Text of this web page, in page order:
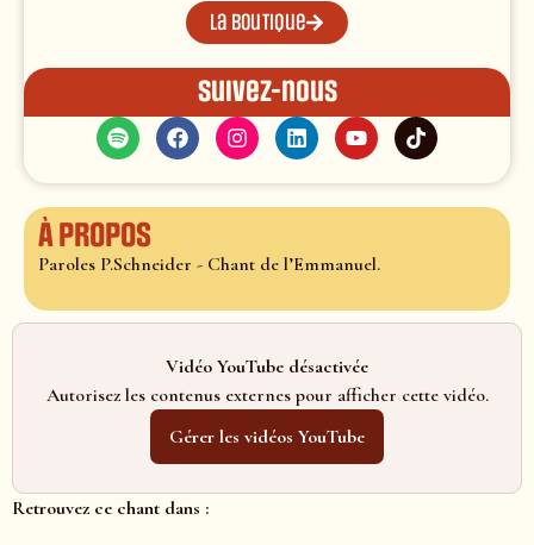
La boutique
Suivez-nous
À propos
Paroles P.Schneider - Chant de l’Emmanuel.
Vidéo YouTube désactivée
Autorisez les contenus externes pour afficher cette vidéo.
Gérer les vidéos YouTube
Retrouvez ce chant dans :